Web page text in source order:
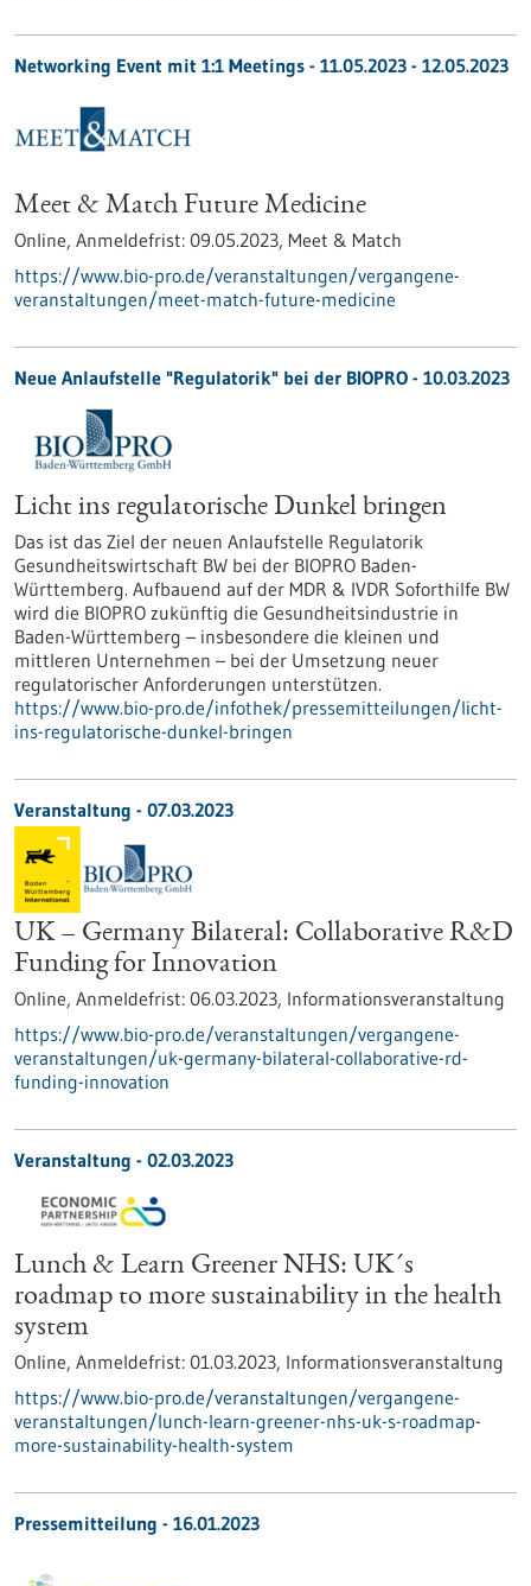
Networking Event mit 1:1 Meetings - 11.05.2023 - 12.05.2023
Meet & Match Future Medicine
Online, Anmeldefrist: 09.05.2023, Meet & Match
https://www.bio-pro.de/veranstaltungen/vergangene-
veranstaltungen/meet-match-future-medicine
Neue Anlaufstelle "Regulatorik" bei der BIOPRO - 10.03.2023
Licht ins regulatorische Dunkel bringen
Das ist das Ziel der neuen Anlaufstelle Regulatorik
Gesundheitswirtschaft BW bei der BIOPRO Baden-
Württemberg. Aufbauend auf der MDR & IVDR Soforthilfe BW
wird die BIOPRO zukünftig die Gesundheitsindustrie in
Baden-Württemberg – insbesondere die kleinen und
mittleren Unternehmen – bei der Umsetzung neuer
regulatorischer Anforderungen unterstützen.
https://www.bio-pro.de/infothek/pressemitteilungen/licht-
ins-regulatorische-dunkel-bringen
Veranstaltung - 07.03.2023
UK – Germany Bilateral: Collaborative R&D
Funding for Innovation
Online, Anmeldefrist: 06.03.2023, Informationsveranstaltung
https://www.bio-pro.de/veranstaltungen/vergangene-
veranstaltungen/uk-germany-bilateral-collaborative-rd-
funding-innovation
Veranstaltung - 02.03.2023
Lunch & Learn Greener NHS: UK´s
roadmap to more sustainability in the health
system
Online, Anmeldefrist: 01.03.2023, Informationsveranstaltung
https://www.bio-pro.de/veranstaltungen/vergangene-
veranstaltungen/lunch-learn-greener-nhs-uk-s-roadmap-
more-sustainability-health-system
Pressemitteilung - 16.01.2023